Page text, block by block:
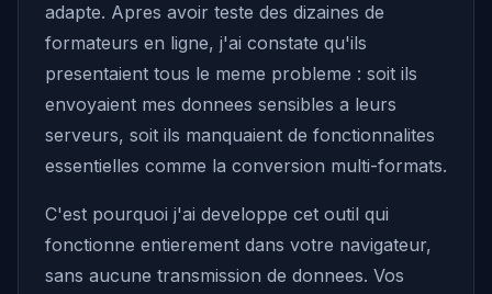
adapte. Apres avoir teste des dizaines de
formateurs en ligne, j'ai constate qu'ils
presentaient tous le meme probleme : soit ils
envoyaient mes donnees sensibles a leurs
serveurs, soit ils manquaient de fonctionnalites
essentielles comme la conversion multi-formats.
C'est pourquoi j'ai developpe cet outil qui
fonctionne entierement dans votre navigateur,
sans aucune transmission de donnees. Vos